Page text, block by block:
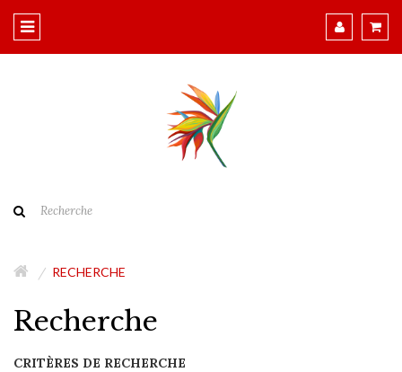
RECHERCHE
Recherche
CRITÈRES DE RECHERCHE